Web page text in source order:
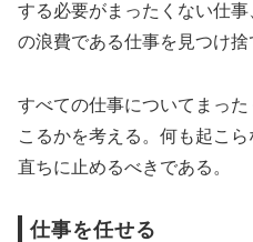
する必要がまったくない仕
の浪費である仕事を見つけ捨
すべての仕事についてまっ
こるかを考える。何も起こ
直ちに止めるべきである。
仕事を任せる